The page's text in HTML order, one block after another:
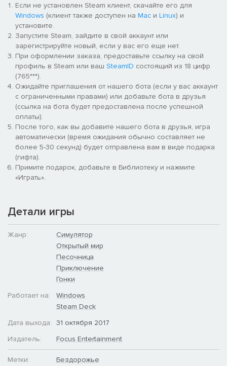
Если не установлен Steam клиент, скачайте его для
Windows (клиент также доступен на Mac и Linux) и
установите.
Запустите Steam, зайдите в свой аккаунт или
зарегистрируйте новый, если у вас его еще нет.
При оформлении заказа, предоставьте ссылку на свой
профиль в Steam или ваш SteamID состоящий из 18 цифр
(765***).
Ожидайте приглашения от нашего бота (если у вас аккаунт
с ограниченными правами) или добавьте бота в друзья
(ссылка на бота будет предоставлена после успешной
оплаты).
После того, как вы добавите нашего бота в друзья, игра
автоматически (время ожидания обычно составляет не
более 5-30 секунд) будет отправлена вам в виде подарка
(гифта).
Примите подарок, добавьте в Библиотеку и нажмите
«Играть».
Детали игры
Жанр:
Симулятор
Открытый мир
Песочница
Приключение
Гонки
Работает на:
Windows
Steam Deck
Дата выхода: 31 октября 2017
Издатель:
Focus Entertainment
Метки:
Бездорожье